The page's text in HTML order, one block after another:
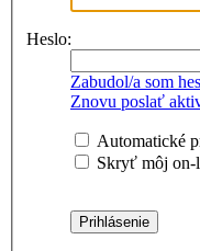
Heslo:
Zabudol/a som
Znovu poslať
Automatické
Skryť môj on-